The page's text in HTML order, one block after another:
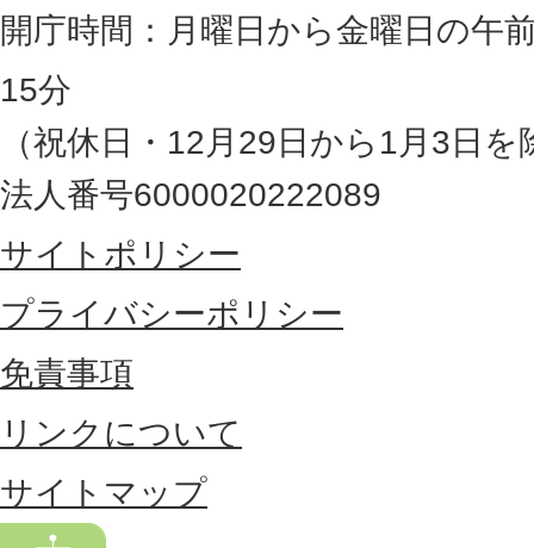
岡
県
の
最
東
部
に
置
す
る
市
開庁時間：月曜日から金曜日の午
15分
（祝休日・12月29日から1月3日を
法人番号6000020222089
サイトポリシー
プライバシーポリシー
免責事項
リンクについて
サイトマップ